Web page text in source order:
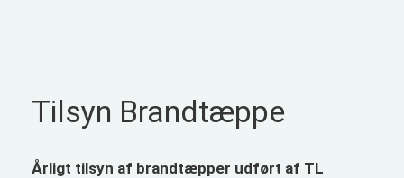
Tilsyn Brandtæppe
Årligt tilsyn af brandtæpper udført af TL